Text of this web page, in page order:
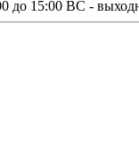
до 15:00 ВС -